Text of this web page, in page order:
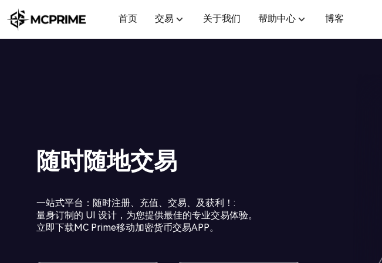
首页 交易 关于我们 帮助中心 博客
随时随地交易
一站式平台：随时注册、充值、交易、及获利！ :
量身订制的 UI 设计，为您提供最佳的专业交易体验。
立即下载MC Prime移动加密货币交易APP。